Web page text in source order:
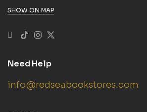
SHOW ON MAP
Need Help
info@redseabookstores.com